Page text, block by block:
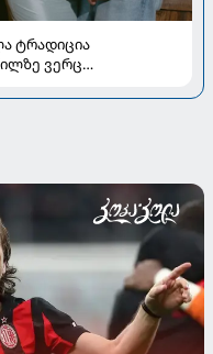
ტრადიცია
ვერც